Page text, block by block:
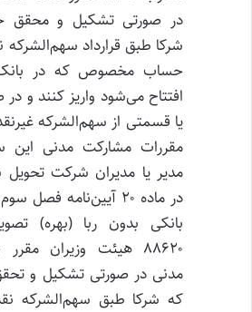
در صورتی تشکیل و محقق
شرکا طبق قرارداد سهم‌الشرکه
حساب مخصوص که در
افتتاح می‌شود واریز کنند و
یا قسمتی از سهم‌الشرکه
مقررات مشارکت مدنی این
مدیر یا مدیران شرکت
در ماده ۲۰ آیین‌نامه
بانکی بدون ربا (بهره)
۸۸۶۲۰ هیئت وزیران
مدنی در صورتی تشکیل و
که شرکا طبق سهم‌الشرکه